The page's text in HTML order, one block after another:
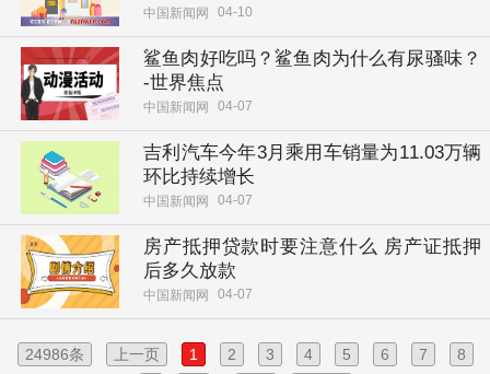
中国新闻网 04-10
鲨鱼肉好吃吗？鲨鱼肉为什么有尿骚味？
-世界焦点
中国新闻网 04-07
吉利汽车今年3月乘用车销量为11.03万辆
环比持续增长
中国新闻网 04-07
房产抵押贷款时要注意什么 房产证抵押
后多久放款
中国新闻网 04-07
24986条 上一页 1 2 3 4 5 6 7 8